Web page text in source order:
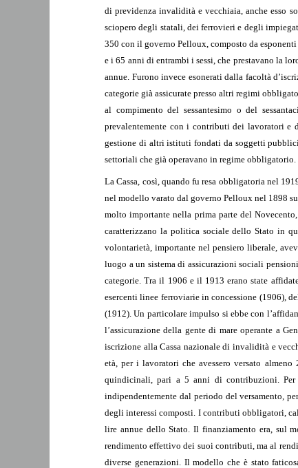
di previdenza invalidità e vecchiaia, anche esso
sciopero degli statali, dei ferrovieri e degli
350 con il governo Pelloux, composto da
e i 65 anni di entrambi i sessi, che prestavano la
annue. Furono invece esonerati dalla facoltà
categorie già assicurate presso altri regimi
al compimento del sessantesimo o del
prevalentemente con i contributi dei lavoratori e
gestione di altri istituti fondati da soggetti
settoriali che già operavano in regime obbligatorio.
La Cassa, così, quando fu resa obbligatoria nel
nel modello varato dal governo Pelloux nel 1898
molto importante nella prima parte del
caratterizzano la politica sociale dello Stato in
volontarietà, importante nel pensiero liberale,
luogo a un sistema di assicurazioni sociali
categorie. Tra il 1906 e il 1913 erano state
esercenti linee ferroviarie in concessione (1906),
(1912). Un particolare impulso si ebbe con
l’assicurazione della gente di mare operante a
iscrizione alla Cassa nazionale di invalidità e
età, per i lavoratori che avessero versato
quindicinali, pari a 5 anni di contribuzioni.
indipendentemente dal periodo del versamento,
degli interessi composti. I contributi obbligatori,
lire annue dello Stato. Il finanziamento era, sul
rendimento effettivo dei suoi contributi, ma al
diverse generazioni. Il modello che è stato